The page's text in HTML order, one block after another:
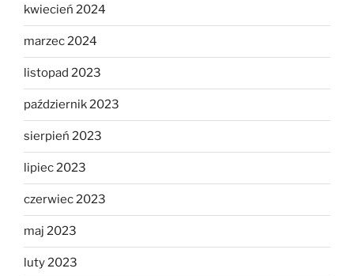
kwiecień 2024
marzec 2024
listopad 2023
październik 2023
sierpień 2023
lipiec 2023
czerwiec 2023
maj 2023
luty 2023